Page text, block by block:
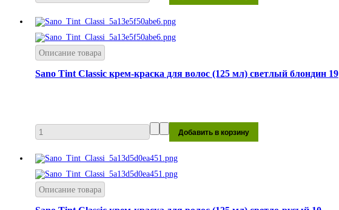
Описание товара
Sano Tint Classic крем-краска для волос (125 мл) светлый блондин 19
Описание товара